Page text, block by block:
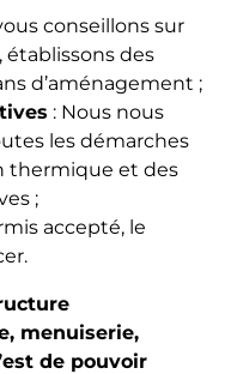
conseillons sur
établissons des
d’aménagement ;
: Nous nous
les démarches
thermique et des
;
accepté, le
menuiserie,
de pouvoir